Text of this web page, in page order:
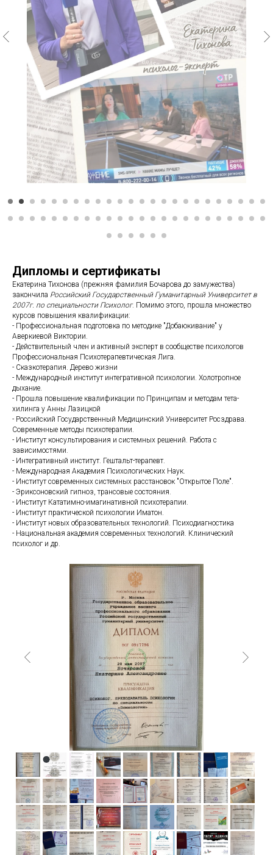
Дипломы и сертификаты
Екатерина Тихонова (прежняя фамилия Бочарова до замужества)
закончила Российский Государственный Гуманитарный Университет в
2007г. по специальности Психолог. Помимо этого, прошла множество
курсов повышения квалификации:
- Профессиональная подготовка по методике "Добаюкивание" у
Аверкиевой Виктории.
- Действительный член и активный эксперт в сообществе психологов
Профессиональная Психотерапевтическая Лига.
- Сказкотерапия. Дерево жизни
- Международный институт интегративной психологии. Холотропное
дыхание.
- Прошла повышение квалификации по Принципам и методам тета-
хилинга у Анны Лазицкой
- Российский Государственный Медицинский Университет Росздрава.
Современные методы психотерапии.
- Институт консультирования и системных решений. Работа с
зависимостями.
- Интегративный институт. Гештальт-терапевт.
- Международная Академия Психологических Наук.
- Институт современных системных расстановок "Открытое Поле".
- Эриксоновский гипноз, трансовые состояния.
- Институт Кататимно-имагинативной психотерапии.
- Институт практической психологии Иматон.
- Институт новых образовательных технологий. Психодиагностика
- Национальная академия современных технологий. Клинический
психолог и др.